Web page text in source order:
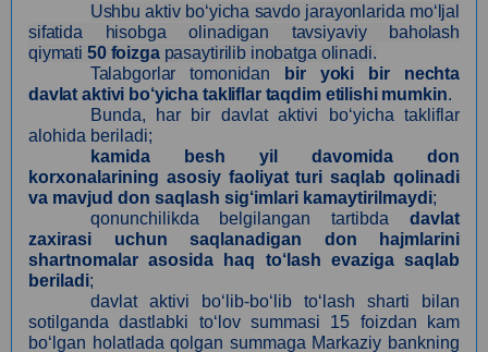
Ushbu aktiv bo‘yicha savdo jarayonlarida mo‘ljal
sifatida hisobga olinadigan tavsiyaviy baholash
qiymati 50 foizga pasaytirilib inobatga olinadi.
Talabgorlar tomonidan
bir yoki bir nechta
davlat aktivi bo‘yicha takliflar taqdim etilishi mumkin.
Bunda, har bir davlat aktivi bo‘yicha takliflar
alohida beriladi;
kamida besh yil davomida don
korxonalarining asosiy faoliyat turi saqlab qolinadi
va mavjud don saqlash sig‘imlari kamaytirilmaydi;
qonunchilikda belgilangan tartibda davlat
zaxirasi uchun saqlanadigan don hajmlarini
shartnomalar asosida haq to‘lash evaziga saqlab
beriladi;
davlat aktivi bo‘lib-bo‘lib to‘lash sharti bilan
sotilganda dastlabki to‘lov summasi 15 foizdan kam
bo‘lgan holatlada qolgan summaga Markaziy bankning